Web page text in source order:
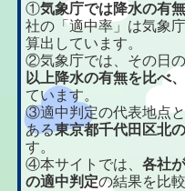
①気象庁では降水の有
社の「適中率」は気象
算出しています。
②気象庁では、その日
以上降水の有無を比べ
ています。
③適中判定の代表地点
ある東京都千代田区北
す。
④本サイトでは、各社
の適中判定の結果を比